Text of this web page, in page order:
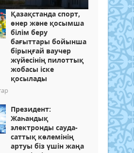
Қазақстанда спорт,
өнер және қосымша
білім беру
бағыттары бойынша
бірыңғай ваучер
жүйесінің пилоттық
жобасы іске
қосылады
Президент:
Жаһандық
электронды сауда-
саттық көлемінің
артуы біз үшін жаңа